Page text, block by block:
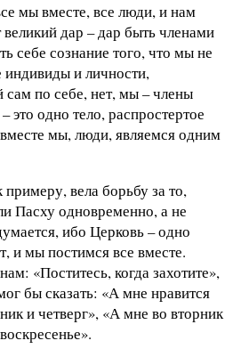
мы вместе, все люди, и нам
великий дар – дар быть членами
себе сознание того, что мы не
индивиды и личности,
по себе, нет, мы – члены
это одно тело, распростертое
мы, люди, являемся одним
вела борьбу за то,
Пасху одновременно, а не
ибо Церковь – одно
и мы постимся все вместе.
«Поститесь, когда захотите»,
бы сказать: «А мне нравится
и четверг», «А мне во вторник